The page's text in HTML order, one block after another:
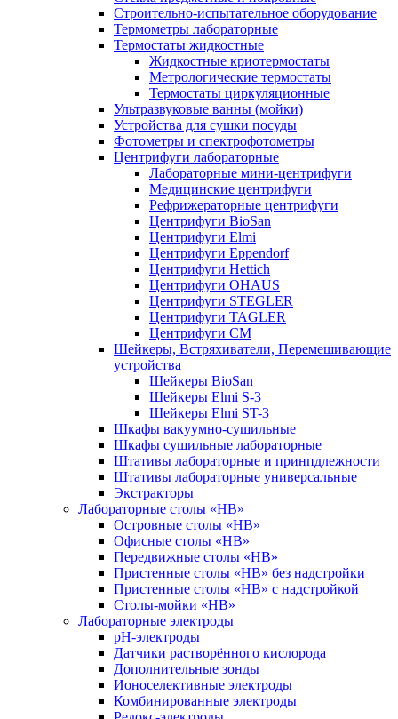
Строительно-испытательное оборудование
Термометры лабораторные
Термостаты жидкостные
Жидкостные криотермостаты
Метрологические термостаты
Термостаты циркуляционные
Ультразвуковые ванны (мойки)
Устройства для сушки посуды
Фотометры и спектрофотометры
Центрифуги лабораторные
Лабораторные мини-центрифуги
Медицинские центрифуги
Рефрижераторные центрифуги
Центрифуги BioSan
Центрифуги Elmi
Центрифуги Eppendorf
Центрифуги Hettich
Центрифуги OHAUS
Центрифуги STEGLER
Центрифуги TAGLER
Центрифуги СМ
Шейкеры, Встряхиватели, Перемешивающие
устройства
Шейкеры BioSan
Шейкеры Elmi S-3
Шейкеры Elmi ST-3
Шкафы вакуумно-сушильные
Шкафы сушильные лабораторные
Штативы лабораторные и принпдлежности
Штативы лабораторные универсальные
Экстракторы
Лабораторные столы «НВ»
Островные столы «НВ»
Офисные столы «НВ»
Передвижные столы «НВ»
Пристенные столы «НВ» без надстройки
Пристенные столы «НВ» с надстройкой
Столы-мойки «НВ»
Лабораторные электроды
pH-электроды
Датчики растворённого кислорода
Дополнительные зонды
Ионоселективные электроды
Комбинированные электроды